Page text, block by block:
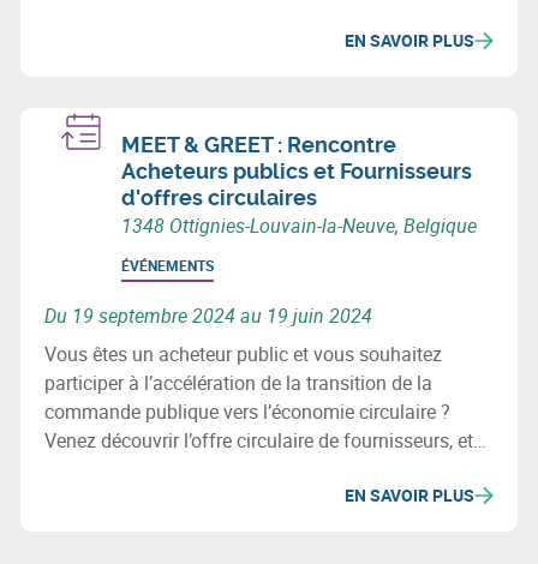
permettre de rencontrer des entreprises circulaires, au
EN SAVOIR PLUS
MEET & GREET : Rencontre
Acheteurs publics et Fournisseurs
d'offres circulaires
1348 Ottignies-Louvain-la-Neuve, Belgique
ÉVÉNEMENTS
Du 19 septembre 2024 au 19 juin 2024
Vous êtes un acheteur public et vous souhaitez
participer à l’accélération de la transition de la
commande publique vers l’économie circulaire ?
Venez découvrir l’offre circulaire de fournisseurs, et
EN SAVOIR PLUS